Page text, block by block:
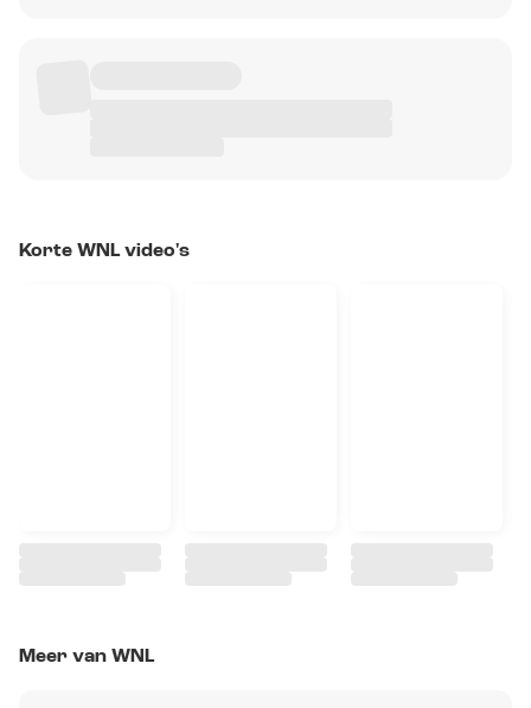
Korte WNL video's
Meer van WNL